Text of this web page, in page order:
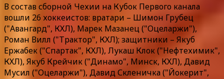
В состав сборной Чехии на Кубок Первого канала
вошли 26 хоккеистов: вратари – Шимон Грубец
("Авангард", КХЛ), Марек Мазанец ("Оцеларжи"),
Роман Вилл ("Трактор", КХЛ); защитники – Якуб
Ержабек ("Спартак", КХЛ), Лукаш Клок ("Нефтехимик",
КХЛ), Якуб Крейчик ("Динамо", Минск, КХЛ), Давид
Мусил ("Оцеларжи"), Давид Скленичка ("Йокерит",